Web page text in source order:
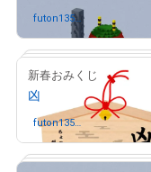
#
futon1357
さんが保有中
新春おみくじ
凶
futon1357
さんが保有中